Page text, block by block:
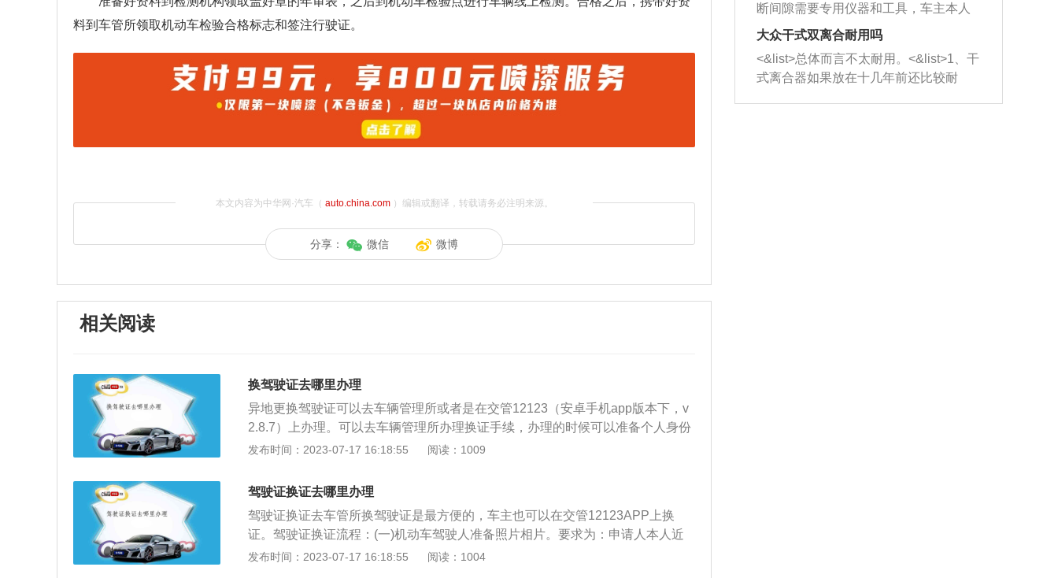
料到车管所领取机动车检验合格标志和签注行驶证。
本文内容为中华网·汽车（ auto.china.com）编辑或翻译，转载请务必注明来源。
分享： 微信 微博
相关阅读
换驾驶证去哪里办理
异地更换驾驶证可以去车辆管理所或者是在交管12123（安卓手机app版本下，v
2.8.7）上办理。可以去车辆管理所办理换证手续，办理的时候可以准备个人身份
证，机动车驾驶证原件，准备个人身体条件证明，需要准备个人免冠相片，准备
进行审验确定准备的资料无误，会核发全新的机动车驾驶证。完成后需要交纳相
关的工本费，用交纳完成后当天可以获得全新的机动车驾驶证，获得后机动车驾
驶证可以正常使用。在交管12123APP上办理换证手续的时候，需要提前下载软
件，下载完成后需要绑定个人相关信息。输入个人信息时需要准确无误，这样在
核对的时候才能够通过。输入信息时，需要将个人身份信息，机动车驾驶证的相
发布时间：2023-07-17 16:18:55 阅读：1009
驾驶证换证去哪里办理
驾驶证换证去车管所换驾驶证是最方便的，车主也可以在交管12123APP上换
证。驾驶证换证流程：(一)机动车驾驶人准备照片相片。要求为：申请人本人近
期免冠、白色背景的彩色正面相片(校正视力者须戴眼镜)；(二)机动车驾驶人应当
发布时间：2023-07-17 16:18:55 阅读：1004
动时，就可以和汽油一起进入到燃烧
室，最后形成废气排出，就可以让三元
催化器得到清洗，排气管堵塞的情况就
能够得到解决。
的间隙扩大，导致机油流入燃烧室中，
造成烧机油。<&list>3、机油粘度。使用
机油粘度过小的话，同样会有烧机油现
象，机油粘度过小具有很好的流动性，
断间隙需要专用仪器和工具，车主本人
无法制作，需要将车辆送到修理厂或4s
店；<&list>2.车辆半轴套管防尘罩破
裂，破裂后会出现漏油现象，使半轴磨
损严重，磨损的半轴容易损坏，产生异
响；<&list>3.稳定器的转向胶套和球头
大众干式双离合耐用吗
<&list>总体而言不太耐用。<&list>1、干
式离合器如果放在十几年前还比较耐